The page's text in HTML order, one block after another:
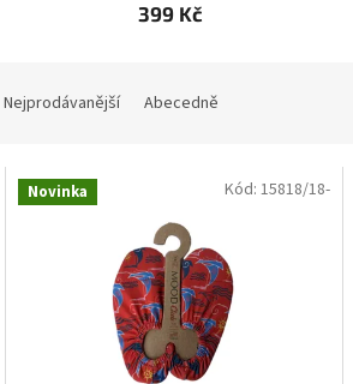
399 Kč
Nejprodávanější Abecedně
Novinka Kód: 15818/18-